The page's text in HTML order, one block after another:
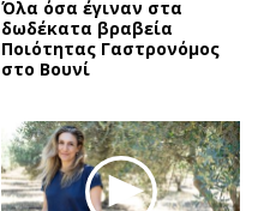
Podcasts
Uncut
Προσωπικότητες στην ''Κ''
Επιστολές
Όλα όσα έγιναν στα
δωδέκατα βραβεία
Ποιότητας Γαστρονόμος
στο Βουνί